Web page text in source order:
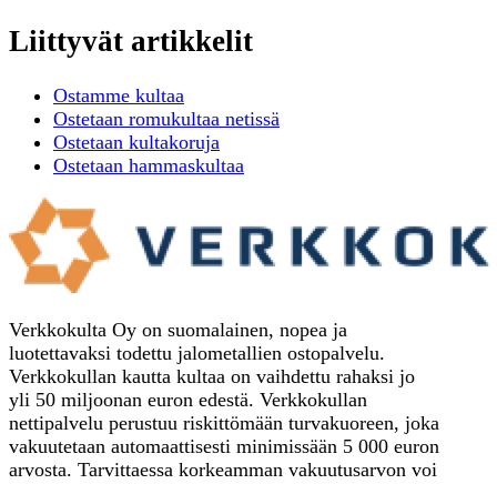
Liittyvät artikkelit
Ostamme kultaa
Ostetaan romukultaa netissä
Ostetaan kultakoruja
Ostetaan hammaskultaa
Verkkokulta Oy on suomalainen, nopea ja
luotettavaksi todettu jalometallien ostopalvelu.
Verkkokullan kautta kultaa on vaihdettu rahaksi jo
yli 50 miljoonan euron edestä. Verkkokullan
nettipalvelu perustuu riskittömään turvakuoreen, joka
vakuutetaan automaattisesti minimissään 5 000 euron
arvosta. Tarvittaessa korkeamman vakuutusarvon voi